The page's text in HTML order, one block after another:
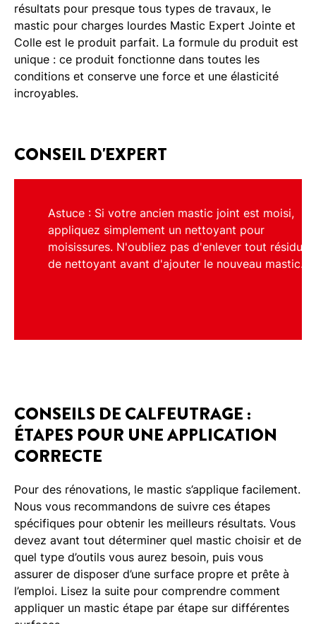
résultats pour presque tous types de travaux, le
mastic pour charges lourdes Mastic Expert Jointe et
Colle est le produit parfait. La formule du produit est
unique : ce produit fonctionne dans toutes les
conditions et conserve une force et une élasticité
incroyables.
CONSEIL D'EXPERT
Astuce : Si votre ancien mastic joint est moisi,
appliquez simplement un nettoyant pour
moisissures. N'oubliez pas d'enlever tout résidu
de nettoyant avant d'ajouter le nouveau mastic.
CONSEILS DE CALFEUTRAGE :
ÉTAPES POUR UNE APPLICATION
CORRECTE
Pour des rénovations, le mastic s’applique facilement.
Nous vous recommandons de suivre ces étapes
spécifiques pour obtenir les meilleurs résultats. Vous
devez avant tout déterminer quel mastic choisir et de
quel type d’outils vous aurez besoin, puis vous
assurer de disposer d’une surface propre et prête à
l’emploi. Lisez la suite pour comprendre comment
appliquer un mastic étape par étape sur différentes